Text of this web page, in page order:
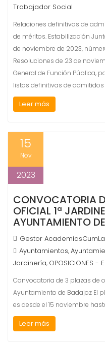
Trabajador Social
Relaciones definitivas de
de méritos. Estabilización
de noviembre de 2023,
Resoluciones de 23 de
General de Función Pública,
listas definitivas de admitidos
Leer más
15
Nov
2023
CONVOCATORIA
OFICIAL 1ª
AYUNTAMIENTO
Gestor
Ayuntamientos,
Jardinería, OPOSICIONES -
Convocatoria de 3 plazas de
Ayuntamiento de Badajoz El
es desde el 15 noviembre
Leer más